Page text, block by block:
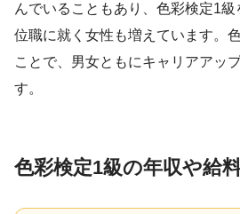
んでいることもあり、色彩検定1
位職に就く女性も増えています。
ことで、男女ともにキャリアアッ
す。
色彩検定1級の年収や給